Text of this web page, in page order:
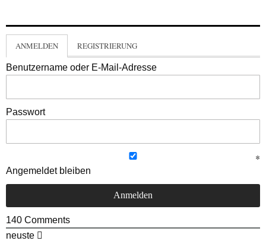
ANMELDEN REGISTRIERUNG
Benutzername oder E-Mail-Adresse
Passwort
Angemeldet bleiben
140 Comments
neuste